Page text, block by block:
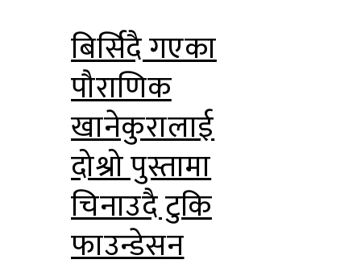
बिर्सिदै गएका
पौराणिक
खानेकुरालाई
दोश्रो पुस्तामा
चिनाउदै टुकि
फाउन्डेसन